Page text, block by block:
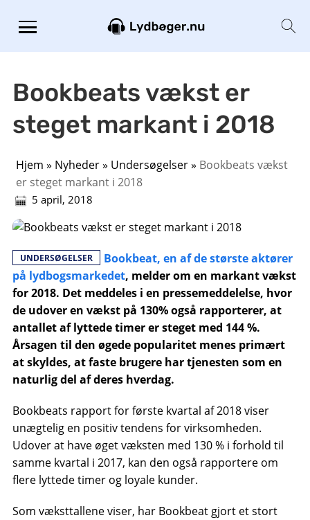
Bookbeats vækst er
steget markant i 2018
Hjem » Nyheder» Undersøgelser» Bookbeats vækst
er steget markant i 2018
5 april, 2018
UNDERSØGELSER
Bookbeat, en af ​​de største aktører
på lydbogsmarkedet, melder om en markant vækst
for 2018. Det meddeles i en pressemeddelelse, hvor
de udover en vækst på 130% også rapporterer, at
antallet af lyttede timer er steget med 144 %.
Årsagen til den øgede popularitet menes primært
at skyldes, at faste brugere har tjenesten som en
naturlig del af deres hverdag.
Bookbeats rapport for første kvartal af 2018 viser
unægtelig en positiv tendens for virksomheden.
Udover at have øget væksten med 130 % i forhold til
samme kvartal i 2017, kan den også rapportere om
flere lyttede timer og loyale kunder.
Som væksttallene viser, har Bookbeat gjort et stort